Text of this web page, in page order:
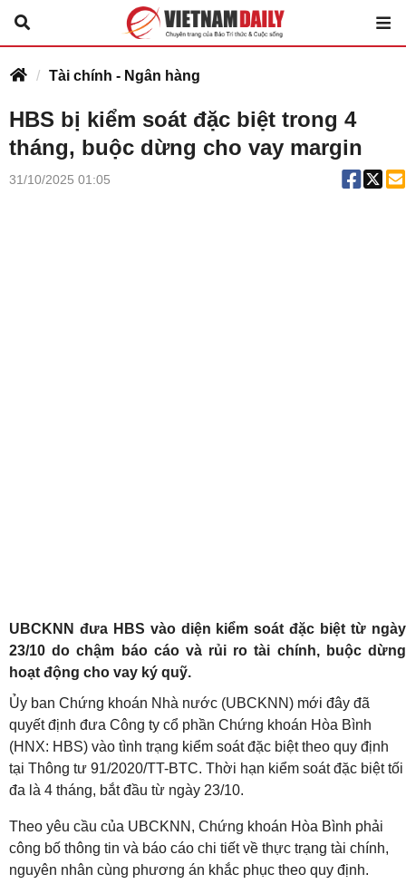
Tài chính - Ngân hàng
HBS bị kiểm soát đặc biệt trong 4
tháng, buộc dừng cho vay margin
31/10/2025 01:05
UBCKNN đưa HBS vào diện kiểm soát đặc biệt từ ngày
23/10 do chậm báo cáo và rủi ro tài chính, buộc dừng
hoạt động cho vay ký quỹ.
Ủy ban Chứng khoán Nhà nước (UBCKNN) mới đây đã
quyết định đưa Công ty cổ phần Chứng khoán Hòa Bình
(HNX: HBS) vào tình trạng kiểm soát đặc biệt theo quy định
tại Thông tư 91/2020/TT-BTC. Thời hạn kiểm soát đặc biệt tối
đa là 4 tháng, bắt đầu từ ngày 23/10.
Theo yêu cầu của UBCKNN, Chứng khoán Hòa Bình phải
công bố thông tin và báo cáo chi tiết về thực trạng tài chính,
nguyên nhân cùng phương án khắc phục theo quy định.